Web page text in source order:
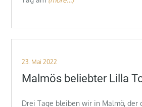
Posted
on
23. Mai 2022
Malmös beliebter Lilla
Drei Tage bleiben wir in Malmö, der